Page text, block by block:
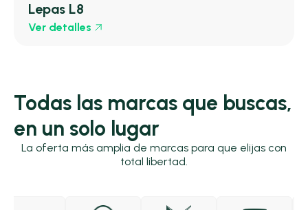
Lepas L8
Ver detalles
Todas las marcas que buscas,
en un solo lugar
La oferta más amplia de marcas para que elijas con
total libertad.